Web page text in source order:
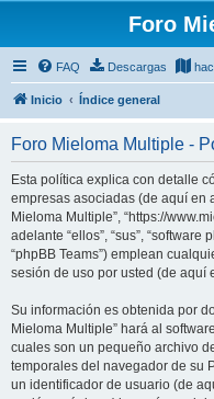
Foro
FAQ Descargas
Inicio Índice general
Foro Mieloma Multiple -
Esta política explica con detalle
empresas asociadas (de aquí en
Mieloma Multiple”, “https://
adelante “ellos”, “sus”, “software
“phpBB Teams”) emplean
sesión de uso por usted (de aquí
Su información es obtenida por
Mieloma Multiple” hará al
cuales son un pequeño archivo
temporales del navegador de su
un identificador de usuario (de